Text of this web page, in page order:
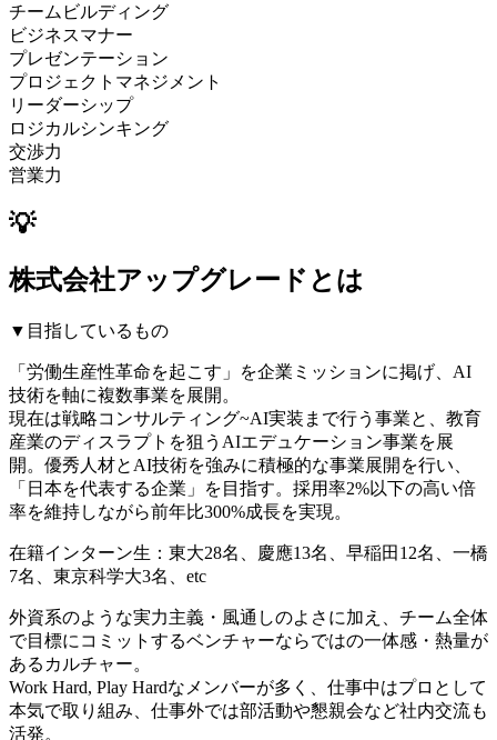
チームビルディング
ビジネスマナー
プレゼンテーション
プロジェクトマネジメント
リーダーシップ
ロジカルシンキング
交渉力
営業力
💡
株式会社アップグレードとは
▼目指しているもの
「労働生産性革命を起こす」を企業ミッションに掲げ、AI
技術を軸に複数事業を展開。
現在は戦略コンサルティング~AI実装まで行う事業と、教育
産業のディスラプトを狙うAIエデュケーション事業を展
開。優秀人材とAI技術を強みに積極的な事業展開を行い、
「日本を代表する企業」を目指す。採用率2%以下の高い倍
率を維持しながら前年比300%成長を実現。
在籍インターン生：東大28名、慶應13名、早稲田12名、一橋
7名、東京科学大3名、etc
外資系のような実力主義・風通しのよさに加え、チーム全体
で目標にコミットするベンチャーならではの一体感・熱量が
あるカルチャー。
Work Hard, Play Hardなメンバーが多く、仕事中はプロとして
本気で取り組み、仕事外では部活動や懇親会など社内交流も
活発。